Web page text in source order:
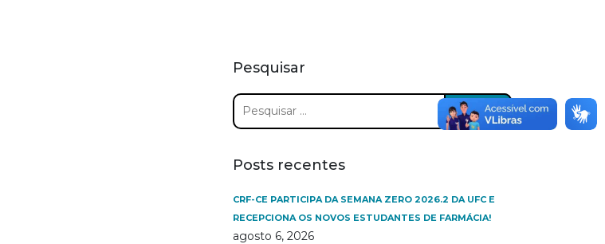
Pesquisar
Pesquisar
por:
Posts recentes
CRF-CE PARTICIPA DA SEMANA ZERO 2026.2 DA UFC E
RECEPCIONA OS NOVOS ESTUDANTES DE FARMÁCIA!
agosto 6, 2026